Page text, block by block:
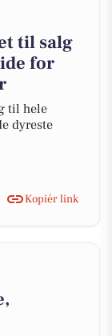
til salg
for
til hele
dyreste
Kopiér link